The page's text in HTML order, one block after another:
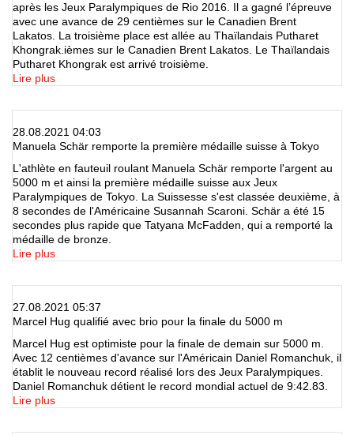
après les Jeux Paralympiques de Rio 2016. Il a gagné l’épreuve
avec une avance de 29 centièmes sur le Canadien Brent
Lakatos. La troisième place est allée au Thaïlandais Putharet
Khongrak.ièmes sur le Canadien Brent Lakatos. Le Thaïlandais
Putharet Khongrak est arrivé troisième.
Lire plus
28.08.2021 04:03
Manuela Schär remporte la première médaille suisse à Tokyo
L'athlète en fauteuil roulant Manuela Schär remporte l'argent au
5000 m et ainsi la première médaille suisse aux Jeux
Paralympiques de Tokyo. La Suissesse s'est classée deuxième, à
8 secondes de l'Américaine Susannah Scaroni. Schär a été 15
secondes plus rapide que Tatyana McFadden, qui a remporté la
médaille de bronze.
Lire plus
27.08.2021 05:37
Marcel Hug qualifié avec brio pour la finale du 5000 m
Marcel Hug est optimiste pour la finale de demain sur 5000 m.
Avec 12 centièmes d'avance sur l'Américain Daniel Romanchuk, il
établit le nouveau record réalisé lors des Jeux Paralympiques.
Daniel Romanchuk détient le record mondial actuel de 9:42.83.
Lire plus